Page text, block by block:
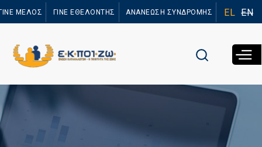
προς το
ΜΕΛΟΣ ΓΙΝΕ ΕΘΕΛΟΝΤΗΣ ΑΝΑΝΕΩΣΗ ΣΥΝΔΡΟΜΗΣ EL EN